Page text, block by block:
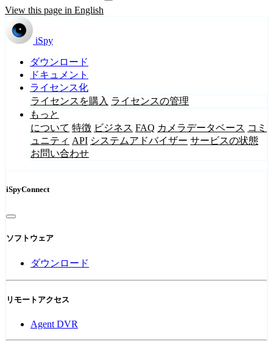
View this page in English
iSpy
ダウンロード
ドキュメント
ライセンス化
ライセンスを購入 ライセンスの管理
もっと
について 特徴 ビジネス FAQ カメラデータベース コミ
ュニティ API システムアドバイザー サービスの状態
お問い合わせ
iSpyConnect
ソフトウェア
ダウンロード
リモートアクセス
Agent DVR